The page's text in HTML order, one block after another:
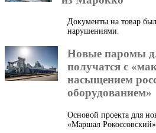
Документы на товар
нарушениями.
Новые паромы
получатся с
насыщением
оборудованием»
Основой проекта для
«Маршал